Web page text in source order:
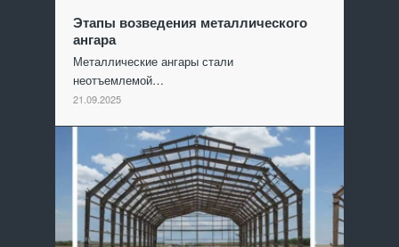
Этапы возведения металлического
ангара
Металлические ангары стали
неотъемлемой…
21.09.2025